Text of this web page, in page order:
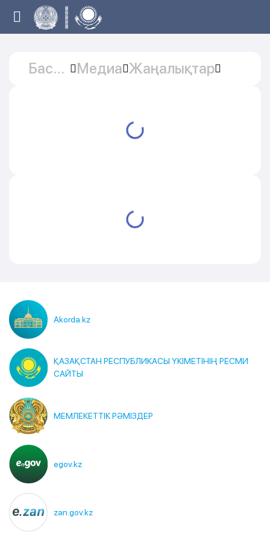
Басты
Медиа Жаңалықтар
Akorda.kz
ҚАЗАҚСТАН РЕСПУБЛИКАСЫ ҮКІМЕТІНІҢ РЕСМИ
САЙТЫ
МЕМЛЕКЕТТІК РӘМІЗДЕР
egov.kz
zan.gov.kz